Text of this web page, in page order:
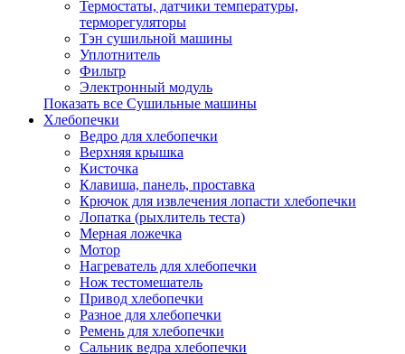
Термостаты, датчики температуры,
терморегуляторы
Тэн сушильной машины
Уплотнитель
Фильтр
Электронный модуль
Показать все Сушильные машины
Хлебопечки
Ведро для хлебопечки
Верхняя крышка
Кисточка
Клавиша, панель, проставка
Крючок для извлечения лопасти хлебопечки
Лопатка (рыхлитель теста)
Мерная ложечка
Мотор
Нагреватель для хлебопечки
Нож тестомешатель
Привод хлебопечки
Разное для хлебопечки
Ремень для хлебопечки
Сальник ведра хлебопечки